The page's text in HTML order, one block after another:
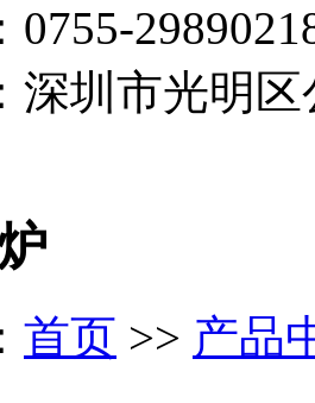
0755-
深圳市光明
首页 >> 产品